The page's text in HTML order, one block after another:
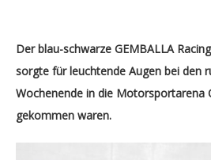
Der blau-schwarze GEMBALLA
sorgte für leuchtende Augen bei den
Wochenende in die Motorsportarena
gekommen waren.